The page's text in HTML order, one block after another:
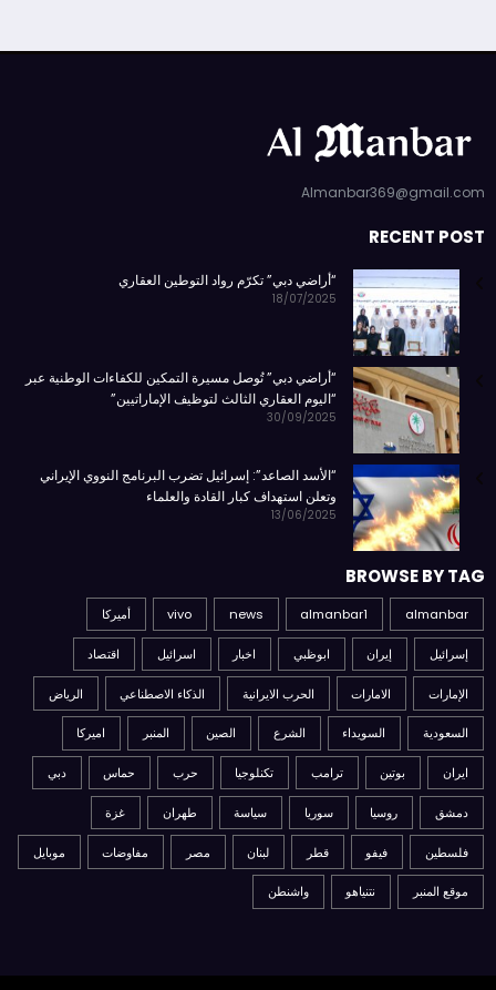
Almanbar369@gmail.com
RECENT POST
“أراضي دبي” تكرّم رواد التوطين العقاري
18/07/2025
“أراضي دبي” تُوصل مسيرة التمكين للكفاءات الوطنية عبر
“اليوم العقاري الثالث لتوظيف الإماراتيين”
30/09/2025
“الأسد الصاعد”: إسرائيل تضرب البرنامج النووي الإيراني
وتعلن استهداف كبار القادة والعلماء
13/06/2025
BROWSE BY TAG
almanbar
almanbar1
news
vivo أميركا
إسرائيل إيران ابوظبي اخبار اسرائيل اقتصاد
الإمارات الامارات الحرب الايرانية الذكاء الاصطناعي الرياض
السعودية السويداء الشرع الصين المنبر اميركا
ايران بوتين ترامب تكنلوجيا حرب حماس دبي
دمشق روسيا سوريا سياسة طهران غزة
فلسطين فيفو قطر لبنان مصر مفاوضات موبايل
موقع المنبر نتنياهو واشنطن